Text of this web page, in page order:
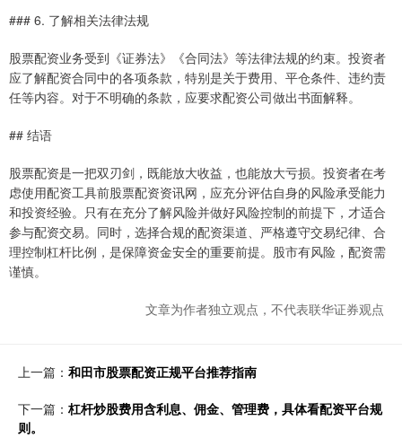
### 6. 了解相关法律法规
股票配资业务受到《证券法》《合同法》等法律法规的约束。投资者
应了解配资合同中的各项条款，特别是关于费用、平仓条件、违约责
任等内容。对于不明确的条款，应要求配资公司做出书面解释。
## 结语
股票配资是一把双刃剑，既能放大收益，也能放大亏损。投资者在考
虑使用配资工具前股票配资资讯网，应充分评估自身的风险承受能力
和投资经验。只有在充分了解风险并做好风险控制的前提下，才适合
参与配资交易。同时，选择合规的配资渠道、严格遵守交易纪律、合
理控制杠杆比例，是保障资金安全的重要前提。股市有风险，配资需
谨慎。
文章为作者独立观点，不代表联华证券观点
上一篇： 和田市股票配资正规平台推荐指南
下一篇： 杠杆炒股费用含利息、佣金、管理费，具体看配资平台规
则。